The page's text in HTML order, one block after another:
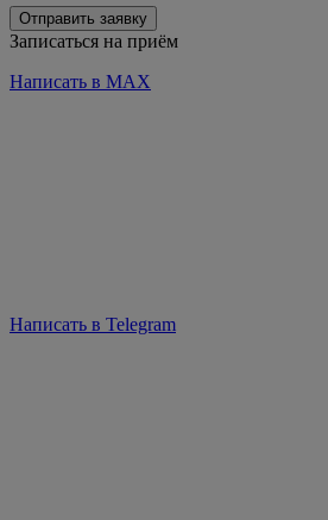
Отправить заявку
Записаться на приём
Написать в MAX
Написать в Telegram